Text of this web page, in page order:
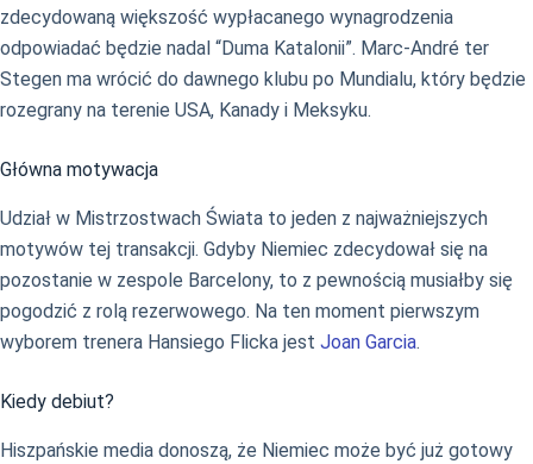
zdecydowaną większość wypłacanego wynagrodzenia
odpowiadać będzie nadal “Duma Katalonii”. Marc-André ter
Stegen ma wrócić do dawnego klubu po Mundialu, który będzie
rozegrany na terenie USA, Kanady i Meksyku.
Główna motywacja
Udział w Mistrzostwach Świata to jeden z najważniejszych
motywów tej transakcji. Gdyby Niemiec zdecydował się na
pozostanie w zespole Barcelony, to z pewnością musiałby się
pogodzić z rolą rezerwowego. Na ten moment pierwszym
wyborem trenera Hansiego Flicka jest Joan Garcia.
Kiedy debiut?
Hiszpańskie media donoszą, że Niemiec może być już gotowy